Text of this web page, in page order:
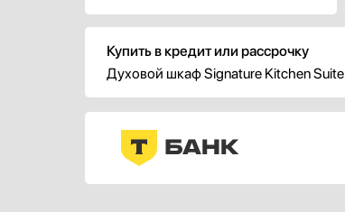
комфорт в работе.
Купить в кредит или рассрочку
Духовой шкаф Signature Kitchen Suite